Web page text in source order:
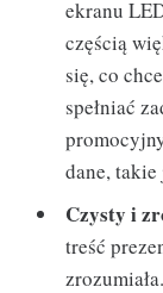
ekranu
częścią
się, co
spełniać
dane,
Czysty i
treść